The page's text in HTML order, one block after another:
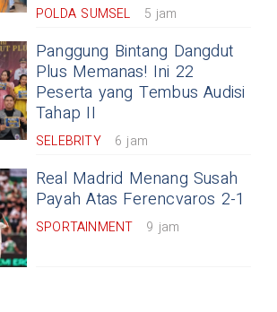
POLDA SUMSEL 5 jam
Panggung Bintang Dangdut
Plus Memanas! Ini 22
Peserta yang Tembus Audisi
Tahap II
SELEBRITY 6 jam
Real Madrid Menang Susah
Payah Atas Ferencvaros 2-1
SPORTAINMENT 9 jam